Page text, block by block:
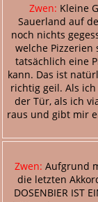
Zwen: Kleine
Sauerland auf
noch nichts
welche Pizzerien
tatsächlich eine
kann. Das ist
richtig geil. Als
der Tür, als ich
raus und gibt mir
Zwen: Aufgrund
die letzten
DOSENBIER IST